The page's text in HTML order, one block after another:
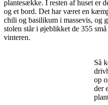
plantesække. I resten af huset er
og et bord. Det har været en
chili og basilikum i massevis, og
stolen står i øjeblikket de 355
vinteren.
Så
op
der